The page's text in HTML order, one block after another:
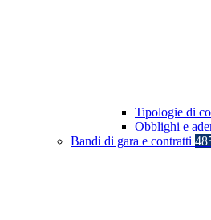
Tipologie di
Obblighi e
Bandi di gara e contratti